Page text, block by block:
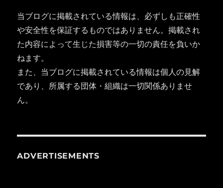
当ブログに掲載されている情報は、必ずしも正確性
や安全性を保証するものではありません。掲載され
た内容によって生じた損害等の一切の責任を負いか
ねます。
また、当ブログに掲載されている情報は個人の見解
であり、所属する団体・組織は一切関係ありませ
ん。
ADVERTISEMENTS